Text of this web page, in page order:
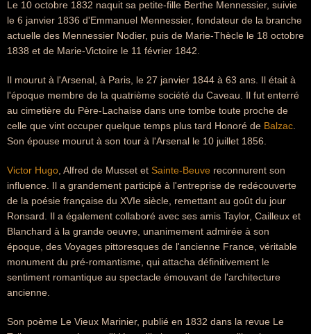
Le 10 octobre 1832 naquit sa petite-fille Berthe Mennessier, suivie
le 6 janvier 1836 d'Emmanuel Mennessier, fondateur de la branche
actuelle des Mennessier Nodier, puis de Marie-Thècle le 18 octobre
1838 et de Marie-Victoire le 11 février 1842.
Il mourut à l'Arsenal, à Paris, le 27 janvier 1844 à 63 ans. Il était à
l'époque membre de la quatrième société du Caveau. Il fut enterré
au cimetière du Père-Lachaise dans une tombe toute proche de
celle que vint occuper quelque temps plus tard Honoré de Balzac
Son épouse mourut à son tour à l'Arsenal le 10 juillet 1856.
Victor Hugo , Alfred de Musset et Sainte-Beuve reconnurent son
influence. Il a grandement participé à l'entreprise de redécouverte
de la poésie française du XVIe siècle, remettant au goût du jour
Ronsard. Il a également collaboré avec ses amis Taylor, Cailleux et
Blanchard à la grande oeuvre, unanimement admirée à son
époque, des Voyages pittoresques de l'ancienne France, véritable
monument du pré-romantisme, qui attacha définitivement le
sentiment romantique au spectacle émouvant de l'architecture
ancienne.
Son poème Le Vieux Marinier, publié en 1832 dans la revue Le